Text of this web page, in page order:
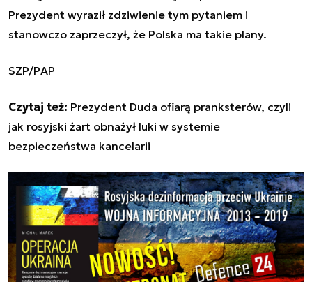
Prezydent wyraził zdziwienie tym pytaniem i
stanowczo zaprzeczył, że Polska ma takie plany.
SZP/PAP
Czytaj też: Prezydent Duda ofiarą pranksterów, czyli
jak rosyjski żart obnażył luki w systemie
bezpieczeństwa kancelarii